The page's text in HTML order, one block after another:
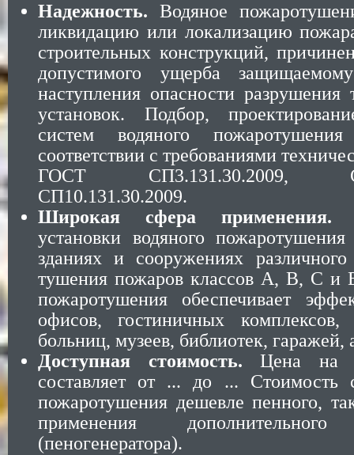
Надежность. Водяное
ликвидацию или локализацию
строительных конструкций,
допустимого ущерба
наступления опасности разрушения
установок. Подбор,
систем водяного
соответствии с требованиями
ГОСТ СП3.131.30.2009,
СП10.131.30.2009.
Широкая сфера применения.
установки водяного
зданиях и сооружениях
тушения пожаров классов А, В, С и
пожаротушения обеспечивает
офисов, гостиничных комплексов,
больниц, музеев, библиотек, гаражей,
Доступная стоимость. Цена на
составляет от ... до ... Стоимость
пожаротушения дешевле пенного,
применения дополнительного
(пеногенератора).